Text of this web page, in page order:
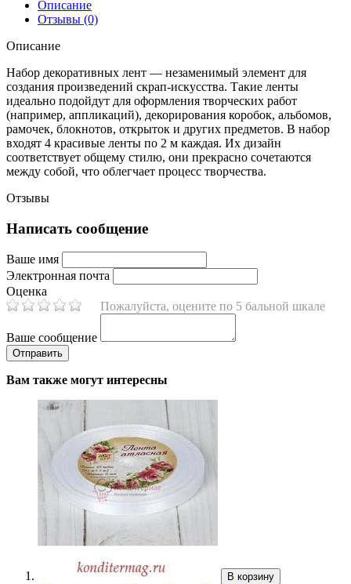
Описание
Отзывы (0)
Описание
Набор декоративных лент — незаменимый элемент для
создания произведений скрап-искусства. Такие ленты
идеально подойдут для оформления творческих работ
(например, аппликаций), декорирования коробок, альбомов,
рамочек, блокнотов, открыток и других предметов. В набор
входят 4 красивые ленты по 2 м каждая. Их дизайн
соответствует общему стилю, они прекрасно сочетаются
между собой, что облегчает процесс творчества.
Отзывы
Написать сообщение
Ваше имя
Электронная почта
Оценка
Пожалуйста, оцените по 5 бальной шкале
Ваше сообщение
Вам также могут интересны
В корзину